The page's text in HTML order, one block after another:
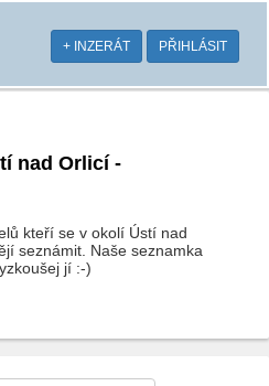
+ INZERÁT PŘIHLÁSIT
nad Orlicí -
kteří se v okolí Ústí nad
seznámit. Naše seznamka
jí :-)